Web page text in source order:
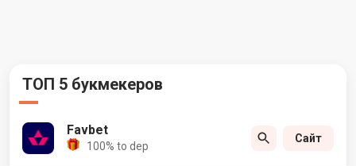
ТОП 5 букмекеров
Favbet
100% to dep
Сайт